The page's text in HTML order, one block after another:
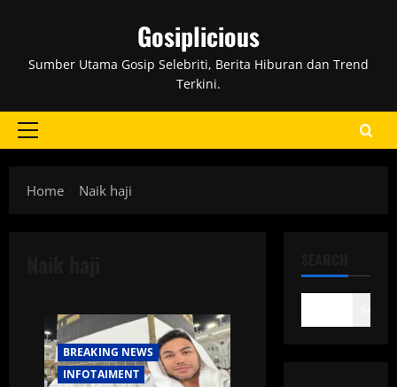
Gosiplicious
Sumber Utama Gosip Selebriti, Berita Hiburan dan Trend
Terkini.
Primary
Home
Naik haji
BREAKING NEWS
INFOTAIMENT